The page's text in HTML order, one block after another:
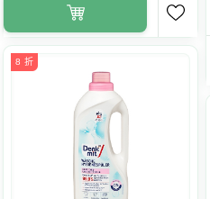
8 折